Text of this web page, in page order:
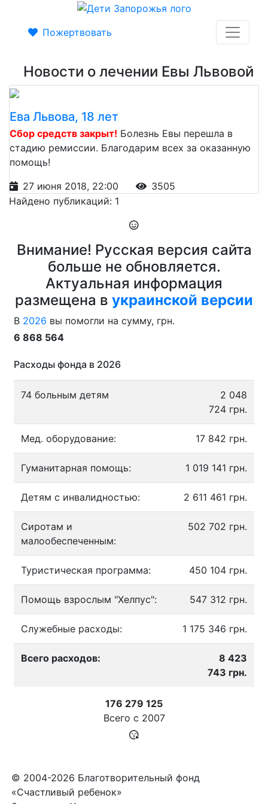
Пожертвовать
Новости о лечении Евы Львовой
Ева Львова, 18 лет
Сбор средств закрыт! Болезнь Евы перешла в
стадию ремиссии. Благодарим всех за оказанную
помощь!
27 июня 2018, 22:00
3505
Найдено публикаций: 1
Внимание! Русская версия сайта
больше не обновляется.
Актуальная информация
размещена в украинской версии
В 2026 вы помогли на сумму, грн.
6 868 564
Расходы фонда в 2026
74 больным детям
2 048
724 грн.
Мед. оборудование: 17 842 грн.
Гуманитарная помощь: 1 019 141 грн.
Детям с инвалидностью: 2 611 461 грн.
Сиротам и
малообеспеченным:
502 702 грн.
Туристическая программа: 450 104 грн.
Помощь взрослым "Хелпус": 547 312 грн.
Служебные расходы: 1 175 346 грн.
Всего расходов:
8 423
743 грн.
176 279 125
Всего с 2007
© 2004-2026 Благотворительный фонд
«Счастливый ребенок»